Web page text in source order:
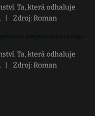
Ta, která odhaluje
Zdroj: Roman
Ta, která odhaluje
Zdroj: Roman